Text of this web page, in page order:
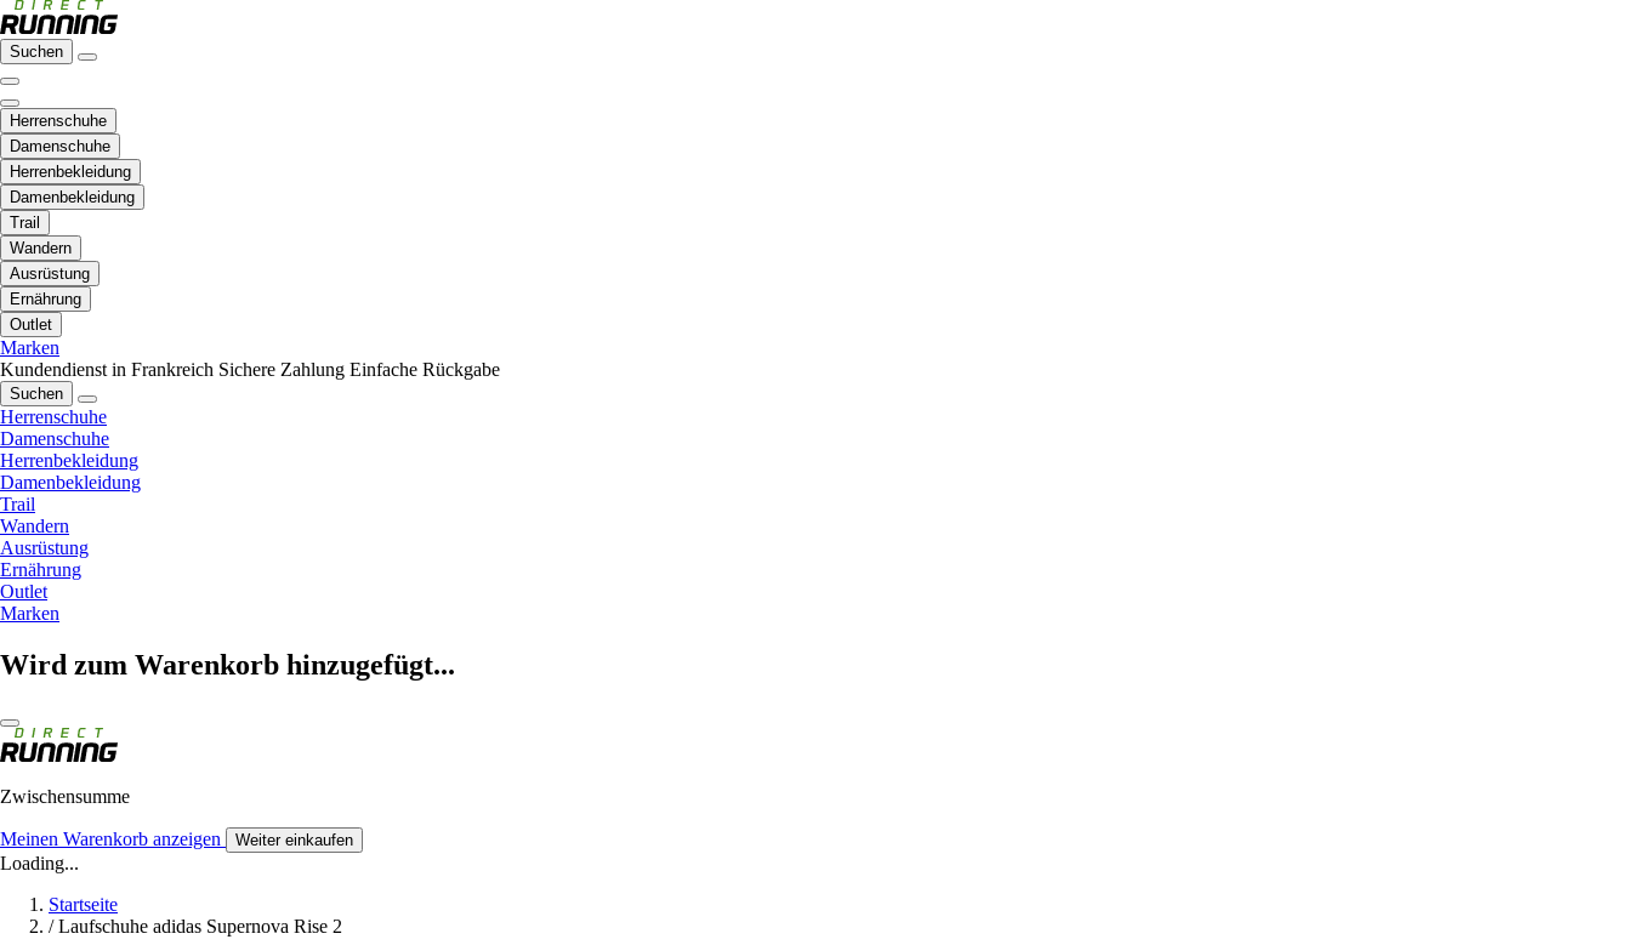
Suchen
Herrenschuhe
Damenschuhe
Herrenbekleidung
Damenbekleidung
Trail
Wandern
Ausrüstung
Ernährung
Outlet
Marken
Kundendienst in Frankreich Sichere Zahlung Einfache Rückgabe
Suchen
Herrenschuhe
Damenschuhe
Herrenbekleidung
Damenbekleidung
Trail
Wandern
Ausrüstung
Ernährung
Outlet
Marken
Wird zum Warenkorb hinzugefügt...
Zwischensumme
Meinen Warenkorb anzeigen Weiter einkaufen
Loading...
Startseite
/ Laufschuhe adidas Supernova Rise 2